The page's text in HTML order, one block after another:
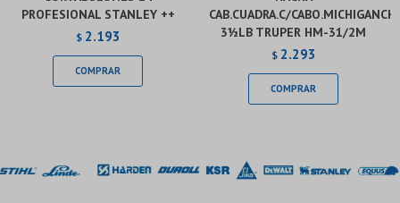
PROFESIONAL STANLEY ++
$ 2.193
CAB.CUADRA.C/
3½LB TRUPER HM-31/2M
$ 2.293